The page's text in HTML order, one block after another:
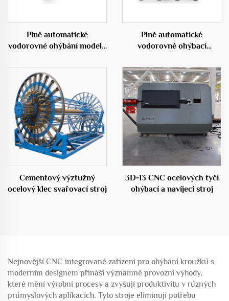
Plně automatické
vodorovné ohýbání modelu
Plně automatické
vodorovné ohýbací
Cementový výztužný
ocelový klec svařovací stroj
3D-13 CNC ocelových tyčí
ohýbací a navíjecí stroj
Nejnovější CNC integrované zařízení pro ohýbání kroužků s
moderním designem přináší významné provozní výhody,
které mění výrobní procesy a zvyšují produktivitu v různých
průmyslových aplikacích. Tyto stroje eliminují potřebu